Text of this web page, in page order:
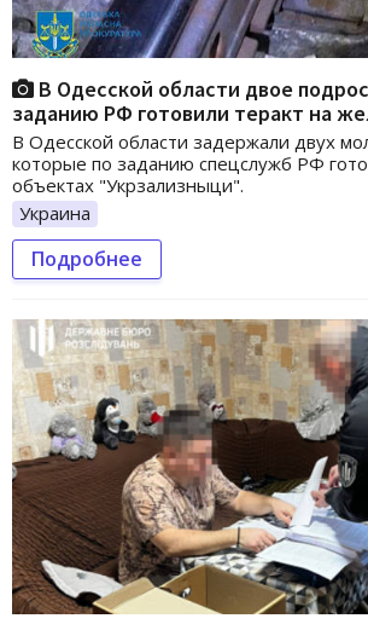
В Одесской области двое
заданию РФ готовили теракт на
В Одесской области задержали двух
которые по заданию спецслужб РФ
объектах "Укрзализныци".
Украина
Подробнее